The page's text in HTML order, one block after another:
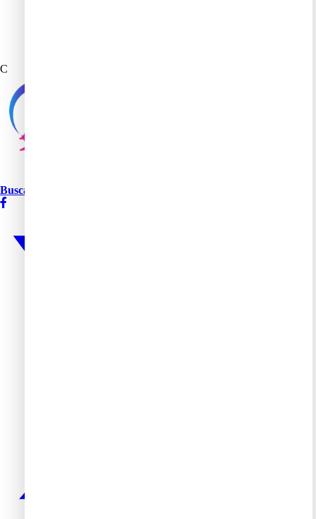
C
Buscamania